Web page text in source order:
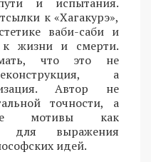
и испытания.
к «Хагакурэ»,
ваби-саби и
к жизни и смерти.
что это не
а
Автор не
точности, а
мотивы как
для выражения
идей.